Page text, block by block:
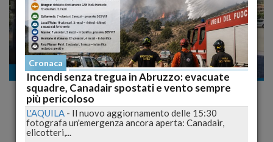
Cronaca
Grave Incidente a Roseto degli Abruzzi:
19enne Motociclista in Prognosi Riservata
Cronaca
Incendi senza tregua in Abruzzo: evacuate
squadre, Canadair spostati e vento sempre
più pericoloso
L'AQUILA - Il nuovo aggiornamento delle 15:30
fotografa un'emergenza ancora aperta: Canadair,
elicotteri,...